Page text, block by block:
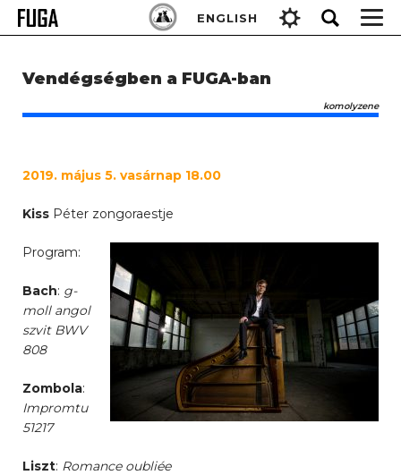
Skip
ENGLISH
Keresés:
Vendégségben a FUGA-ban
komolyzene
2019. május 5. vasárnap 18.00
Kiss Péter zongoraestje
Program:
Bach: g-
moll angol
szvit BWV
808
Zombola:
Impromtu
51217
Liszt: Romance oubliée